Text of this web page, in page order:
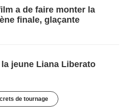
a de faire monter la
finale, glaçante
jeune Liana Liberato
de tournage